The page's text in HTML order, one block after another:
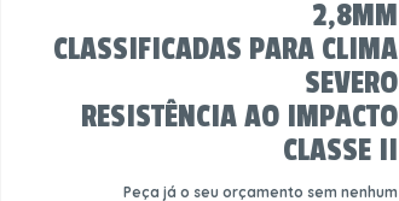
2,8MM
CLASSIFICADAS PARA CLIMA
SEVERO
RESISTÊNCIA AO IMPACTO
CLASSE II
Peça já o seu orçamento sem nenhum